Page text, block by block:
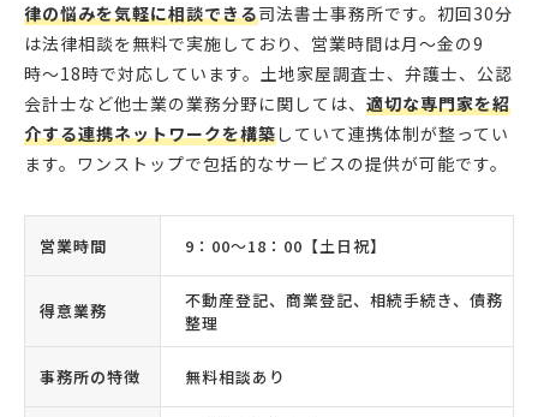
律の悩みを気軽に相談できる司法書士事務所です。初回30分
は法律相談を無料で実施しており、営業時間は月〜金の9
時〜18時で対応しています。土地家屋調査士、弁護士、公認
会計士など他士業の業務分野に関しては、 適切な専門家を紹
介する連携ネットワークを構築していて連携体制が整ってい
ます。ワンストップで包括的なサービスの提供が可能です。
営業時間 9：00〜18：00【土日祝】
得意業務
不動産登記、商業登記、相続手続き、債務
整理
事務所の特徴 無料相談あり